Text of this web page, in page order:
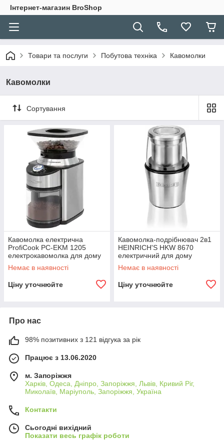
Інтернет-магазин BroShop
Товари та послуги Побутова техніка Кавомолки
Кавомолки
Сортування
Кавомолка електрична
ProfiCook PC-EKM 1205
електрокавомолка для дому
B_2508
Немає в наявності
Ціну уточнюйте
Кавомолка-подрібнювач 2в1
HEINRICH'S HKW 8670
електричний для дому
B_1642
Немає в наявності
Ціну уточнюйте
Про нас
98% позитивних з 121 відгука за рік
Працює з 13.06.2020
м. Запоріжжя
Харків, Одеса, Дніпро, Запоріжжя, Львів, Кривий Ріг,
Миколаїв, Маріуполь, Запоріжжя, Україна
Контакти
Сьогодні вихідний
Показати весь графік роботи